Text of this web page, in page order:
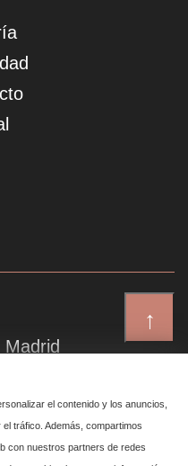
↑
Madrid
6, 4 izq
Madrid
el contenido y los anuncios,
tráfico. Además, compartimos
con nuestros partners de redes